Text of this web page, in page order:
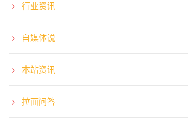
行业资讯
自媒体说
本站资讯
拉面问答